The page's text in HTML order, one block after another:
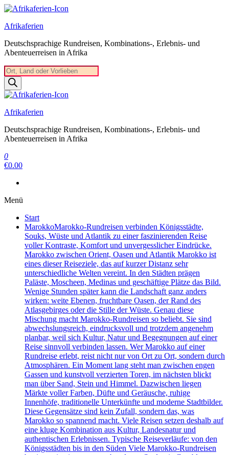
Zum
springen
Afrikaferien
Deutschsprachige Rundreisen, Kombinations-, Erlebnis- und
Abenteuerreisen in Afrika
Products
search
Afrikaferien
Deutschsprachige Rundreisen, Kombinations-, Erlebnis- und
Abenteuerreisen in Afrika
0
€0.00
Menü
Start
MarokkoMarokko-Rundreisen verbinden Königsstädte,
Souks, Wüste und Atlantik zu einer faszinierenden Reise
voller Kontraste, Komfort und unvergesslicher Eindrücke.
Marokko zwischen Orient, Oasen und Atlantik Marokko ist
eines dieser Reiseziele, das auf kurzer Distanz sehr
unterschiedliche Welten vereint. In den Städten prägen
Paläste, Moscheen, Medinas und geschäftige Plätze das Bild.
Wenige Stunden später kann die Landschaft ganz anders
wirken: weite Ebenen, fruchtbare Oasen, der Rand des
Atlasgebirges oder die Stille der Wüste. Genau diese
Mischung macht Marokko-Rundreisen so beliebt. Sie sind
abwechslungsreich, eindrucksvoll und trotzdem angenehm
planbar, weil sich Kultur, Natur und Begegnungen auf einer
Reise sinnvoll verbinden lassen. Wer Marokko auf einer
Rundreise erlebt, reist nicht nur von Ort zu Ort, sondern durch
Atmosphären. Ein Moment lang steht man zwischen engen
Gassen und kunstvoll verzierten Toren, im nächsten blickt
man über Sand, Stein und Himmel. Dazwischen liegen
Märkte voller Farben, Düfte und Geräusche, ruhige
Innenhöfe, traditionelle Unterkünfte und moderne Stadtbilder.
Diese Gegensätze sind kein Zufall, sondern das, was
Marokko so spannend macht. Viele Reisen setzen deshalb auf
eine kluge Kombination aus Kultur, Landesnatur und
authentischen Erlebnissen. Typische Reiseverläufe: von den
Königsstädten bis in den Süden Viele Marokko-Rundreisen